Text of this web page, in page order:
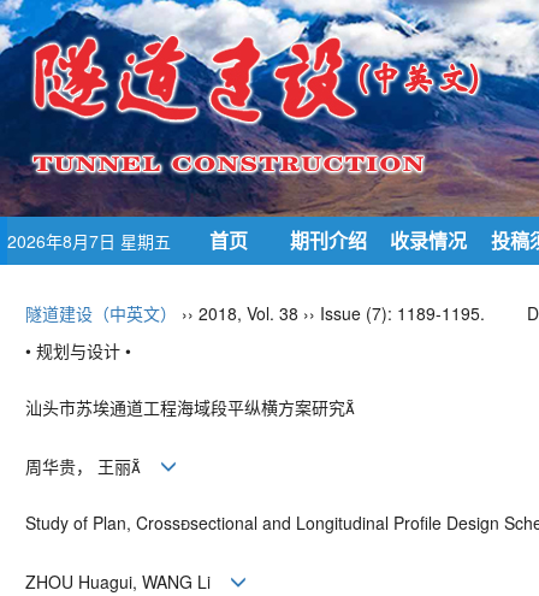
2026年8月7日 星期五 首页 期刊介绍 收录情况 投稿
隧道建设（中英文） ›› 2018, Vol. 38 ›› Issue (7): 1189-1195.
• 规划与设计 •
汕头市苏埃通道工程海域段平纵横方案研究
周华贵， 王丽
Study of Plan, Crosssectional and Longitudinal Profile Design
ZHOU Huagui, WANG Li